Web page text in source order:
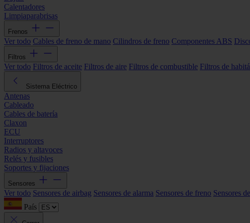
Calentadores
Limpiaparabrisas
Frenos
Ver todo Cables de freno de mano Cilindros de freno Componentes ABS
Filtros
Ver todo Filtros de aceite Filtros de aire Filtros de combustible Filtros de
Sistema Eléctrico
Antenas
Cableado
Cables de batería
Claxon
ECU
Interruptores
Radios y altavoces
Relés y fusibles
Soportes y fijaciones
Sensores
Ver todo Sensores de airbag Sensores de alarma Sensores de freno Sensores
País